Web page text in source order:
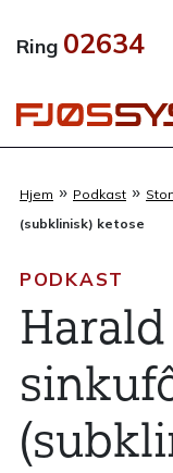
rett
innholdet
Ring 02634
Hjem » Podkast »
(subklinisk) ketose
PODKAST